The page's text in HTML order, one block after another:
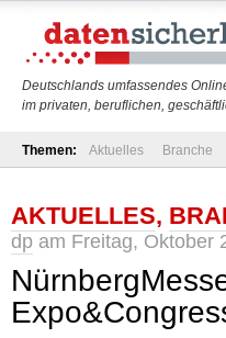
Deutschlands umfassendes
im privaten, beruflichen,
Themen: Aktuelles Branche
AKTUELLES,
dp am Freitag, Oktober